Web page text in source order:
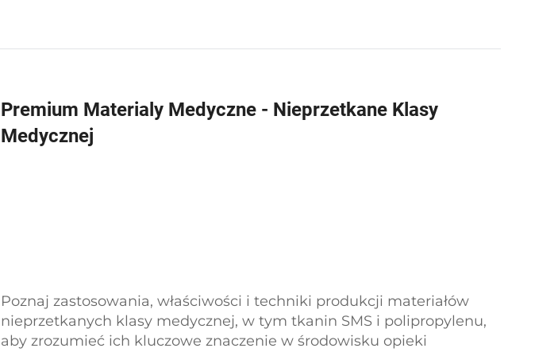
bezpieczeństwa.
Premium Materialy Medyczne - Nieprzetkane Klasy
Medycznej
Poznaj zastosowania, właściwości i techniki produkcji materiałów
nieprzetkanych klasy medycznej, w tym tkanin SMS i polipropylenu,
aby zrozumieć ich kluczowe znaczenie w środowisku opieki